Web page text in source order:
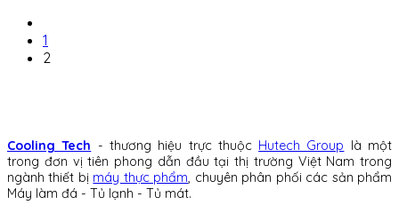
1
2
Cooling Tech - thương hiệu trực thuộc Hutech Group là một
trong đơn vị tiên phong dẫn đầu tại thị trường Việt Nam trong
ngành thiết bị máy thực phẩm, chuyên phân phối các sản phẩm
Máy làm đá - Tủ lạnh - Tủ mát.